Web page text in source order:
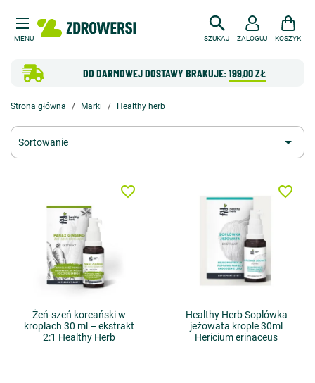
MENU SZUKAJ
DO DARMOWEJ DOSTAWY BRAKUJE:199,00 ZŁ
ZALOGUJ KOSZYK
Strona główna Marki Healthy herb
Sortowanie 
Żeń-szeń koreański w
kroplach 30 ml – ekstrakt
2:1 Healthy Herb
favorite_border
Healthy Herb Soplówka
jeżowata krople 30ml
Hericium erinaceus
favorite_border